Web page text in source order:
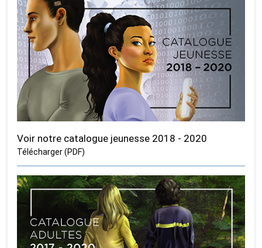
Voir notre catalogue jeunesse 2018 - 2020
Télécharger (PDF)